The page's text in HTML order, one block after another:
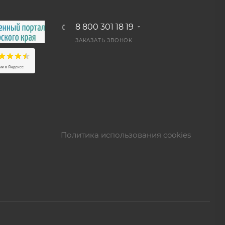
8 800 301 18 19
ЗАКАЗАТЬ ЗВОНОК
Политика использования cookies